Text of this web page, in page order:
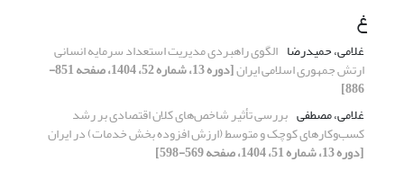
غ
غلامی، حمیدرضا الگوی راهبردی مدیریت استعداد سرمایه انسانی
ارتش جمهوری اسلامی ایران [دوره 13، شماره 52، 1404، صفحه 851-
886]
غلامی، مصطفی بررسی تأثیر شاخص‌های کلان اقتصادی بر رشد
کسب‌وکارهای کوچک و متوسط (ارزش افزوده بخش خدمات) در ایران
[دوره 13، شماره 51، 1404، صفحه 569-598]